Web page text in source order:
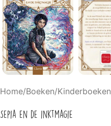
Home/Boeken/Kinderboeken
Sepia en de inktmagie